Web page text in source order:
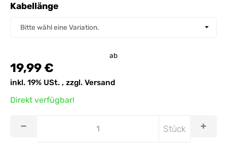
Kabellänge
Bitte wähl eine Variation.
ab
19,99 €
inkl. 19% USt. , zzgl. Versand
Direkt verfügbar!
Stück